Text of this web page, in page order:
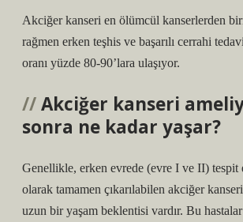
Akciğer kanseri en ölümcül kanserlerden
rağmen erken teşhis ve başarılı cerrahi
oranı yüzde 80-90’lara ulaşıyor.
Akciğer kanseri
sonra ne kadar yaşar?
Genellikle, erken evrede (evre I ve II) tespit
olarak tamamen çıkarılabilen akciğer kanseri
uzun bir yaşam beklentisi vardır. Bu